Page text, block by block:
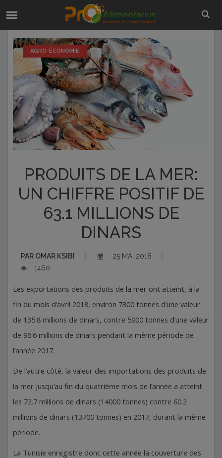
AGRO-ÉCONOMIE
PRODUITS DE LA MER:
UN CHIFFRE POSITIF DE
63.1 MILLIONS DE
DINARS
PAROMAR KSIBI
25 MAI 2018
1460
Les exportations des produits de la mer ont atteint, à la
fin du mois d’avril 2018, environ 7300 tonnes d’une valeur
de 135.8 millions de dinars, contre 5900 tonnes d’une valeur
de 96.6 millions de dinars pendant la même période de
l’année 2017.
De l’autre côté, la valeur des importations des produits de
la mer jusqu’au fin du quatrième mois de l’année a atteint
les 72.7 millions de dinars (14000 tonnes) contre 60.2
millions de dinars (13700 tonnes) en 2017, durant la même
période.
La Tunisie enregistre donc cette année la couverture des